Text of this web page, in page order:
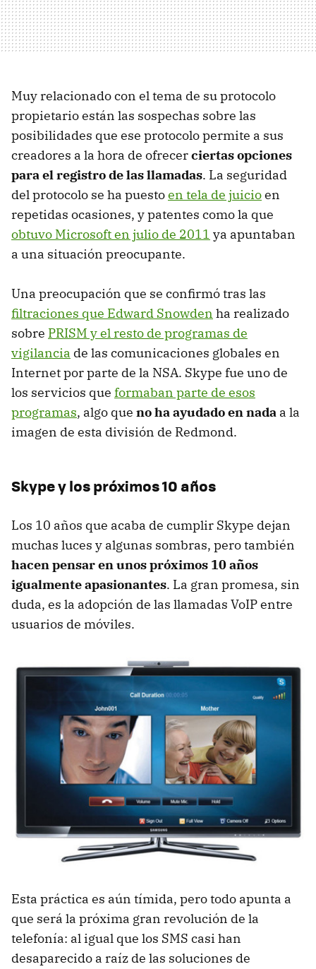
Muy relacionado con el tema de su protocolo
propietario están las sospechas sobre las
posibilidades que ese protocolo permite a sus
creadores a la hora de ofrecerciertas opciones
para el registro de las llamadas. La seguridad
del protocolo se ha puestoen tela de juicioen
repetidas ocasiones, y patentes como la que
obtuvo Microsoft en julio de 2011 ya apuntaban
a una situación preocupante.
Una preocupación que se confirmó tras las
filtraciones que Edward Snowden ha realizado
sobre PRISM y el resto de programas de
vigilancia de las comunicaciones globales en
Internet por parte de la NSA. Skype fue uno de
los servicios que formaban parte de esos
programas, algo que no ha ayudado en nada a la
imagen de esta división de Redmond.
Skype y los próximos 10 años
Los 10 años que acaba de cumplir Skype dejan
muchas luces y algunas sombras, pero también
hacen pensar en unos próximos 10 años
igualmente apasionantes. La gran promesa, sin
duda, es la adopción de las llamadas VoIP entre
usuarios de móviles.
Esta práctica es aún tímida, pero todo apunta a
que será la próxima gran revolución de la
telefonía: al igual que los SMS casi han
desaparecido a raíz de las soluciones de